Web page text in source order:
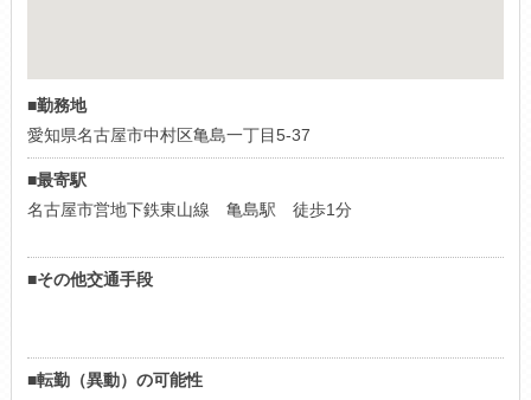
■勤務地
愛知県名古屋市中村区亀島一丁目5-37
■最寄駅
名古屋市営地下鉄東山線 亀島駅 徒歩1分
■その他交通手段
■転勤（異動）の可能性